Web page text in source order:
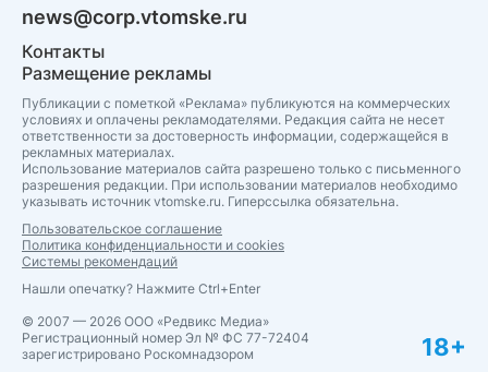
news@corp.vtomske.ru
Контакты
Размещение рекламы
Публикации с пометкой «Реклама» публикуются на коммерческих
условиях и оплачены рекламодателями. Редакция сайта не несет
ответственности за достоверность информации, содержащейся в
рекламных материалах.
Использование материалов сайта разрешено только с письменного
разрешения редакции. При использовании материалов необходимо
указывать источник vtomske.ru. Гиперссылка обязательна.
Пользовательское соглашение
Политика конфиденциальности и cookies
Системы рекомендаций
Нашли опечатку? Нажмите Ctrl+Enter
© 2007 — 2026 ООО «Редвикс Медиа»
Регистрационный номер Эл № ФС 77-72404
зарегистрировано Роскомнадзором
18+